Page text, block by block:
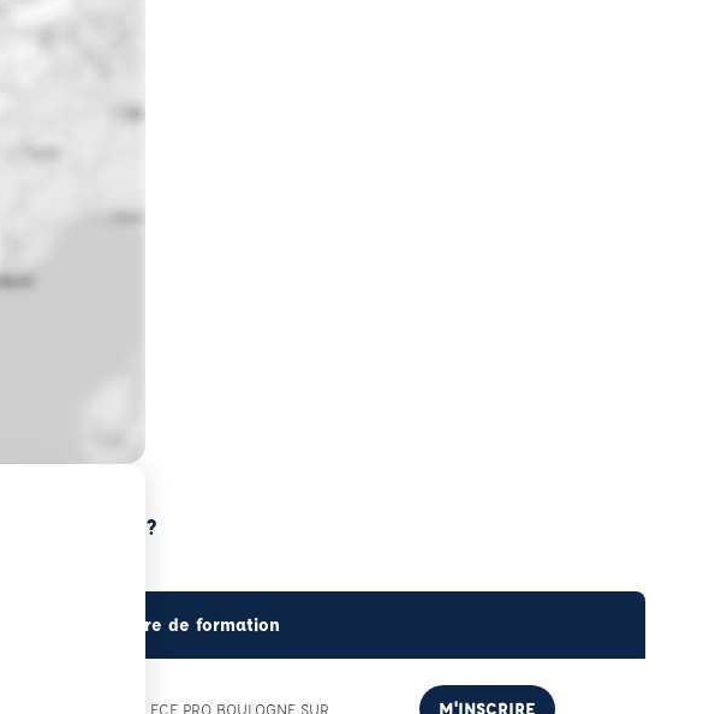
sur-Mer ?
Centre de formation
Proposé par ECF PRO BOULOGNE SUR
M'INSCRIRE